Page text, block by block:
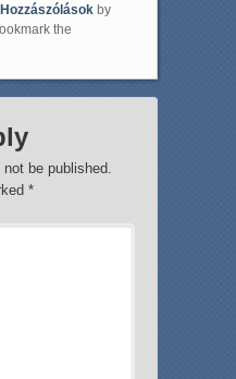
Hozzászólásokby
the
be published.
*